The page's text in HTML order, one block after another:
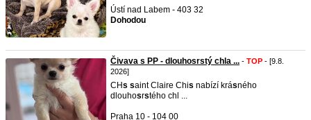
Ústí nad Labem - 403 32
Dohodou
Čivava s PP - dlouhosrstý chla ... - TOP - [9.8.
2026]
CHs saint Claire Chis nabízí krásného
dlouhosrstého chl ...
Praha 10 - 104 00